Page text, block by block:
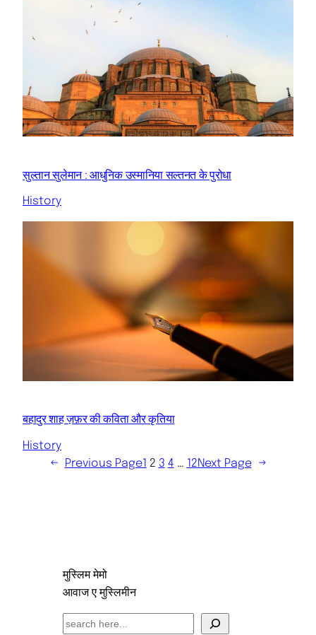
सुल्तान सुलेमान : आधुनिक उस्मानिया सल्तनत के पुरोधा
History
बहादुर शाह ज़फ़र की कविता और कृतिया
History
←
Previous Page1 2 3 4 … 12Next Page →
मुस्लिम मेमो
आवाज ए मुस्लिमीन
S